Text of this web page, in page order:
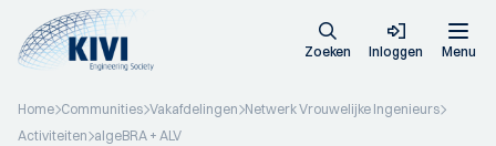
Zoeken Inloggen Menu
Home Communities Vakafdelingen Netwerk Vrouwelijke Ingenieurs
Activiteiten algeBRA + ALV